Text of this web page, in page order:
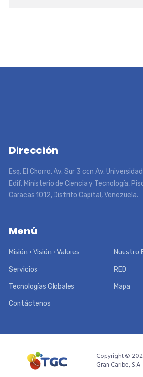
Dirección
Esq. El Chorro, Av. Sur 3 con Av. Universidad
Edif. Ministerio de Ciencia y Tecnología,
Caracas 1012, Distrito Capital, Venezuela.
Menú
Misión • Visión • Valores Nuestro
Servicios RED
Tecnologías Globales Mapa
Contáctenos
Copyright ©
Gran Caribe, S.A